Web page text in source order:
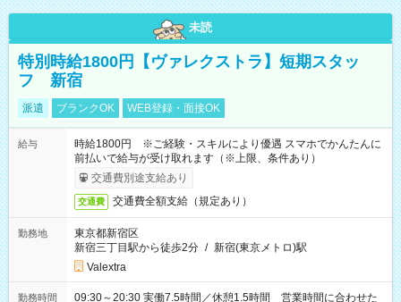
未読
特別時給1800円【ヴァレクストラ】短期スタッ
フ 新宿
派遣 ブランクOK WEB登録・面接OK
給与
時給1800円 ※ご経験・スキルにより優遇 スマホでかんたんに
前払いで給与が受け取れます（※上限、条件あり）
交通費別途支給あり
交通費 交通費全額支給（規定あり）
勤務地
東京都新宿区
新宿三丁目駅から徒歩2分 / 新宿(東京メトロ)駅
Valextra
勤務時間 09:30～20:30 実働7.5時間／休憩1.5時間 営業時間に合わせた